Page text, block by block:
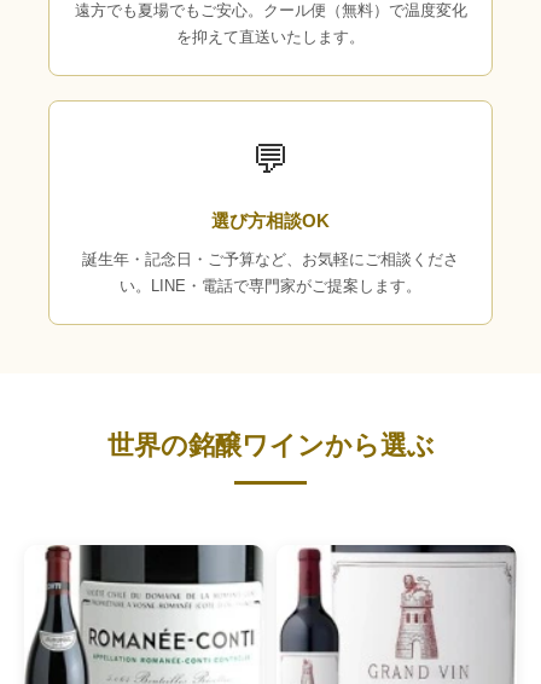
遠方でも夏場でもご安心。クール便（無料）で温度変化
を抑えて直送いたします。
💬
選び方相談OK
誕生年・記念日・ご予算など、お気軽にご相談くださ
い。LINE・電話で専門家がご提案します。
世界の銘醸ワインから選ぶ